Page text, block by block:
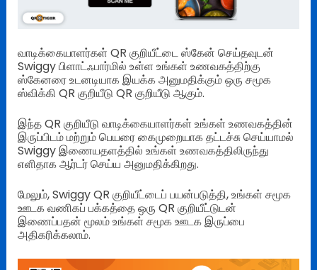
வாடிக்கையாளர்கள் QR குறியீட்டை ஸ்கேன் செய்தவுடன்
Swiggy பிளாட்ஃபார்மில் உள்ள உங்கள் உணவகத்திற்கு
ஸ்கேனரை உடனடியாக இயக்க அனுமதிக்கும் ஒரு சமூக
ஸ்விக்கி QR குறியீடு QR குறியீடு ஆகும்.
இந்த QR குறியீடு வாடிக்கையாளர்கள் உங்கள் உணவகத்தின்
இருப்பிடம் மற்றும் பெயரை கைமுறையாக தட்டச்சு செய்யாமல்
Swiggy இணையதளத்தில் உங்கள் உணவகத்திலிருந்து
எளிதாக ஆர்டர் செய்ய அனுமதிக்கிறது.
மேலும், Swiggy QR குறியீட்டைப் பயன்படுத்தி, உங்கள் சமூக
ஊடக வணிகப் பக்கத்தை ஒரு QR குறியீட்டுடன்
இணைப்பதன் மூலம் உங்கள் சமூக ஊடக இருப்பை
அதிகரிக்கலாம்.